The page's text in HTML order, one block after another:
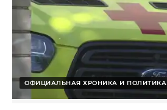
ОФИЦИАЛЬНАЯ ХРОНИКА И ПОЛИТИКА